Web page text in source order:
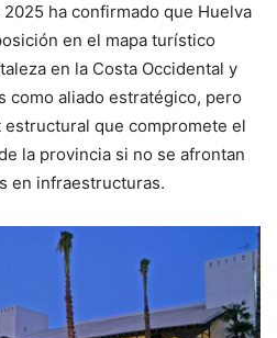
ha confirmado que Huelva
en el mapa turístico
en la Costa Occidental y
como aliado estratégico, pero
que compromete el
la provincia si no se afrontan
en infraestructuras.